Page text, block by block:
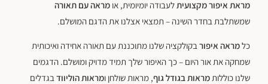
מראת איפור מקצועיתלעבודה יומיומית, או מראה עם תאורה
שמשתלבת בחדר השינה – תמצאי אצלנו את הדגם המושלם.
כלמראה איפורבקולקציה שלנו מתוכננת עם תאורה אחידה ואיכותית
שמחקה את אור היום – כך האיפור שלך תמיד מדויק ומושלם. הדגמים
שלנו כוללותמראות בגודל גוף, מראות שולחן ומראות הוליוודבגדלים